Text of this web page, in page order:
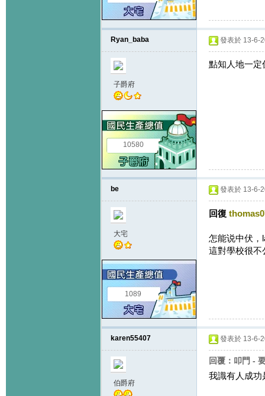
Ryan_baba
子爵府
10580
發表於 13-6-
點知人地一定
be
大宅
1089
發表於 13-6-
回復
怎能说中伏，
這對學校很不
karen55407
伯爵府
發表於 13-6-
回覆：叩門 -
我識有人成功